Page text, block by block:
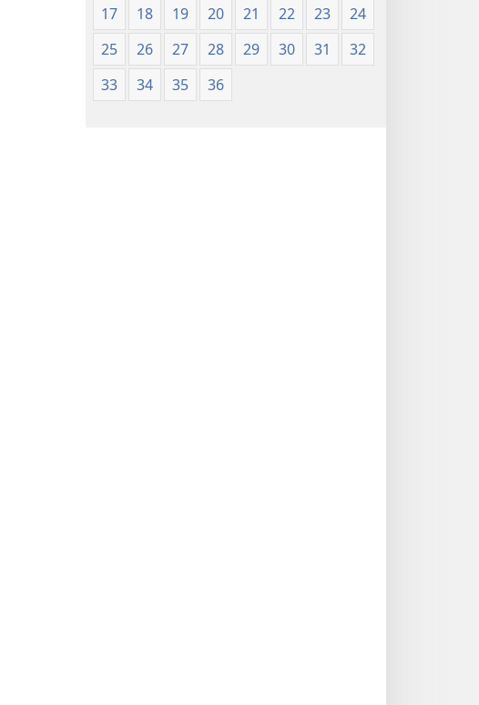
17
18 19 20 21 22 23
24
25
26 27 28 29 30 31
32
33
34 35 36